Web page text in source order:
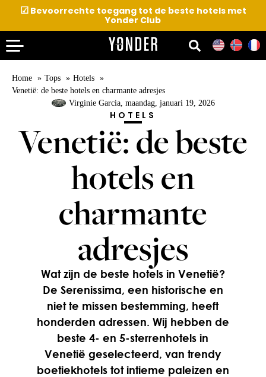
☑Bevoorrechte toegang tot de beste hotels met
Yonder Club
Home Tops
Hotels
Venetië: de beste hotels en charmante adresjes
Virginie Garcia, maandag, januari 19, 2026
HOTELS
Venetië: de beste
hotels en
charmante
adresjes
Wat zijn de beste hotels in Venetië?
De Serenissima, een historische en
niet te missen bestemming, heeft
honderden adressen. Wij hebben de
beste 4- en 5-sterrenhotels in
Venetië geselecteerd, van trendy
boetiekhotels tot intieme paleizen en